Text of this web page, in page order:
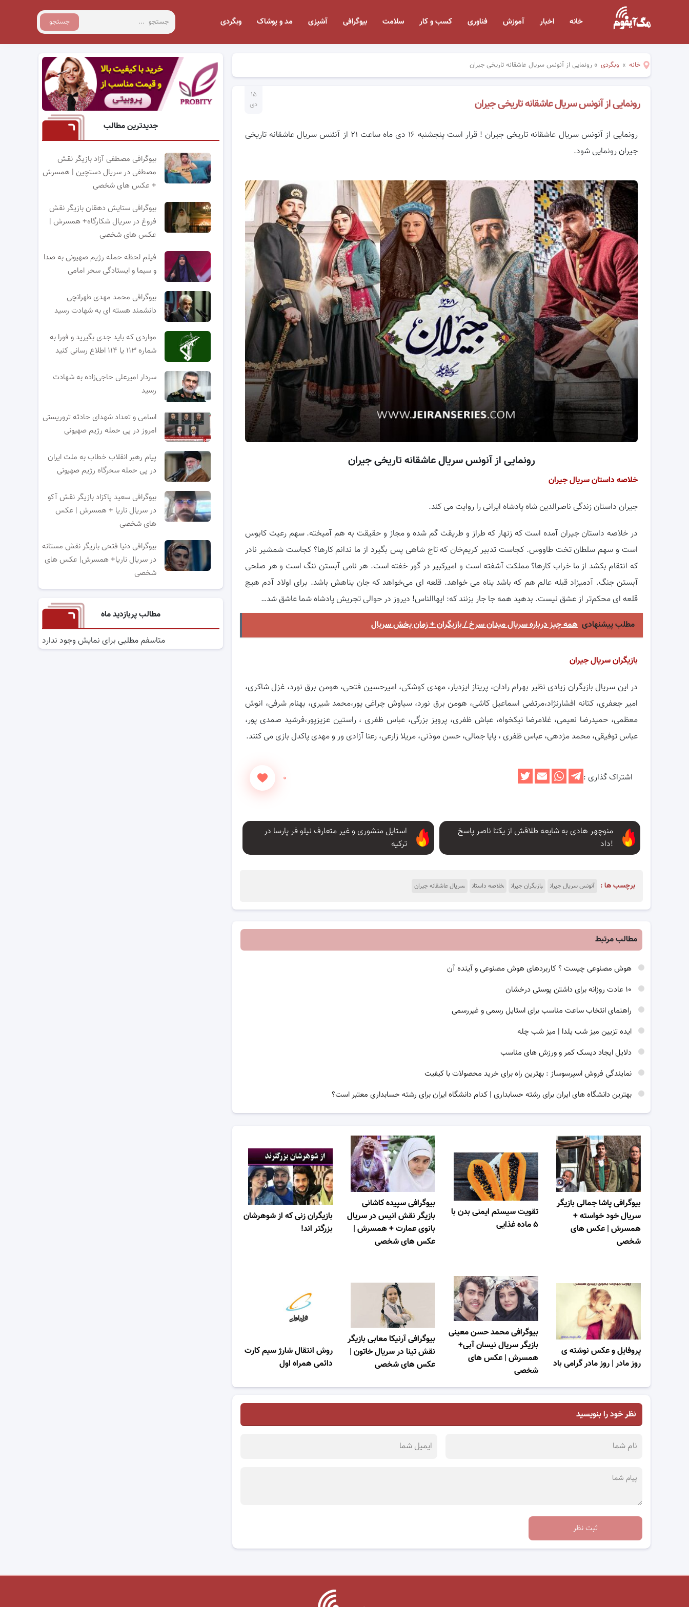
جستجو خانه اخبار آموزش فناوری کسب و کار سلامت بیوگرافی آشپزی مد و پوشاک وبگردی
خانه » وبگردی » رونمایی از آنونس سریال عاشقانه تاریخی جیران
۱۵
دی
رونمایی از آنونس سریال عاشقانه تاریخی جیران
رونمایی از آنونس سریال عاشقانه تاریخی جیران ! قرار است پنجشنبه ۱۶ دی ماه ساعت ۲۱ از آنئنس سریال عاشقانه تاریخی
جیران رونمایی شود.
رونمایی از آنونس سریال عاشقانه تاریخی جیران
خلاصه داستان سریالجیران
جیران داستان زندگی ناصرالدین شاه پادشاه ایرانی را روایت می کند.
در خلاصه داستان جیران آمده است که زنهار که طراز و طریقت گم شده و مجاز و حقیقت به هم آمیخته. سهم رعیت کابوس
است و سهم سلطان تخت طاووس. کجاست تدبیر کریم‌خان که تاج شاهی پس بگیرد از ما ندانم کارها؟ کجاست شمشیر نادر
که انتقام بکشد از ما خراب کارها؟ مملکت آشفته است و امیرکبیر در گور خفته است. هر نامی آبستن ننگ است و هر صلحی
آبستن جنگ. آدمیزاد قبله عالم هم که باشد پناه می خواهد. قلعه ای می‌خواهد که جان پناهش باشد. برای اولاد آدم هیچ
قلعه ای محکم‌تر از عشق نیست. بدهید همه جا جار بزنند که: ایهاالناس! دیروز در حوالی تجریش پادشاه شما عاشق شد…
مطلب پیشنهادی همه چیز درباره سریال میدان سرخ / بازیگران + زمان پخش سریال
بازیگران سریال جیران
در این سریال بازیگران زیادی نظیر بهرام رادان، پریناز ایزدیار، مهدی کوشکی، امیرحسین فتحی، هومن برق نورد، غزل شاکری،
امیر جعفری، کتانه افشارنژاد،مرتضی اسماعیل کاشی، هومن برق نورد، سیاوش چراغی پور،محمد شیری، بهنام شرفی، انوش
معظمی، حمیدرضا نعیمی، غلامرضا نیکخواه، عباش ظفری، پرویز بزرگی، عباس ظفری ، راستین عزیزپور،فرشید صمدی پور،
عباس توفیقی، محمد مژدهی، عباس ظفری ، پایا جمالی، حسن موذنی، مریلا زارعی، رعنا آزادی ور و مهدی پاکدل بازی می کنند.
۰ اشتراک گذاری :
استایل منشوری و غیر متعارف نیلو فر پارسا در
ترکیه
منوچهر هادی به شایعه طلاقش از یکتا ناصر پاسخ
داد!
برچسب ها : آنونس سریال جیران بازیگران جیران خلاصه داستان سریال عاشقانه جیران
مطالب مرتبط
هوش مصنوعی چیست ؟ کاربردهای هوش مصنوعی و آینده آن
راهنمای انتخاب ساعت مناسب برای استایل رسمی و غیررسمی
ایده تزیین میز شب یلدا | میز شب چله
دلایل ایجاد دیسک کمر و ورزش های مناسب
نمایندگی فروش اسپرسوساز : بهترین راه برای خرید محصولات با کیفیت
بهترین دانشگاه های ایران برای رشته حسابداری | کدام دانشگاه ایران برای رشته حسابداری معتبر است؟
بازیگران زنی که از شوهرشان
بزرگتر اند!
بیوگرافی سپیده کاشانی
بازیگر نقش انیس در سریال
بانوی عمارت + همسرش |
عکس های شخصی
تقویت سیستم ایمنی بدن با
۵ ماده غذایی
بیوگرافی پاشا جمالی بازیگر
سریال خود خواسته +
همسرش | عکس های
شخصی
روش انتقال شارژ سیم کارت
دائمی همراه اول
بیوگرافی آرنیکا معابی بازیگر
نقش تینا در سریال خاتون |
عکس های شخصی
بیوگرافی محمد حسن معینی
بازیگر سریال نیسان آبی+
همسرش | عکس های
شخصی
پروفایل و عکس نوشته ی
روز مادر | روز مادر گرامی باد
جدیدترین مطالب
بیوگرافی مصطفی آزاد بازیگر نقش
مصطفی در سریال دستچین | همسرش
+ عکس های شخصی
بیوگرافی ستایش دهقان بازیگر نقش
فروغ در سریال شکارگاه+ همسرش |
عکس های شخصی
فیلم لحظه حمله رژیم صهیونی به صدا
و سیما و ایستادگی سحر امامی
بیوگرافی محمد مهدی طهرانچی
دانشمند هسته ای به شهادت رسید
مواردی که باید جدی بگیرید و فورا به
شماره ۱۱۳ یا ۱۱۴ اطلاع رسانی کنید
سردار امیرعلی حاجی‌زاده به شهادت
رسید
اسامی و تعداد شهدای حادثه تروریستی
امروز در پی حمله رژیم صهیونی
پیام رهبر انقلاب خطاب به ملت ایران
در پی حمله سحرگاه رژیم صهیونی
بیوگرافی سعید پاکزاد بازیگر نقش آکو
در سریال ناریا + همسرش | عکس
های شخصی
بیوگرافی دنیا فتحی بازیگر نقش مستانه
در سریال ناریا+ همسرش| عکس های
شخصی
مطالب پربازدید ماه
متاسفم مطلبی برای نمایش وجود ندارد
نظر خود را بنویسید
ثبت نظر